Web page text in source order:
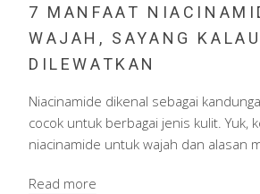
7 MANFAAT
WAJAH, SAYANG KALAU
DILEWATKAN
Niacinamide dikenal sebagai
cocok untuk berbagai jenis kulit. Yuk,
niacinamide untuk wajah dan alasan
Read more